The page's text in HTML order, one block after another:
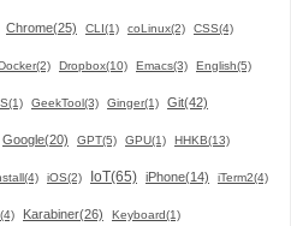
Chrome(25) CLI(1) coLinux(2) CSS(4)
Dropbox(10) Emacs(3) English(5)
GeekTool(3) Ginger(1) Git(42)
Google(20) GPT(5) GPU(1) HHKB(13)
iOS(2) IoT(65) iPhone(14) iTerm2(4)
Karabiner(26) Keyboard(1)